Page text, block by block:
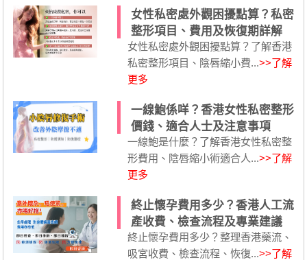
女性私密處外觀困擾點算？私密
整形項目、費用及恢復期詳解
女性私密處外觀困擾點算？了解香港
私密整形項目、陰唇縮小費...>>了解
更多
一線鮑係咩？香港女性私密整形
價錢、適合人士及注意事項
一線鮑是什麼？了解香港女性私密整
形費用、陰唇縮小術適合人...>>了解
更多
終止懷孕費用多少？香港人工流
產收費、檢查流程及專業建議
終止懷孕費用多少？整理香港藥流、
吸宮收費、檢查流程、恢復...>>了解